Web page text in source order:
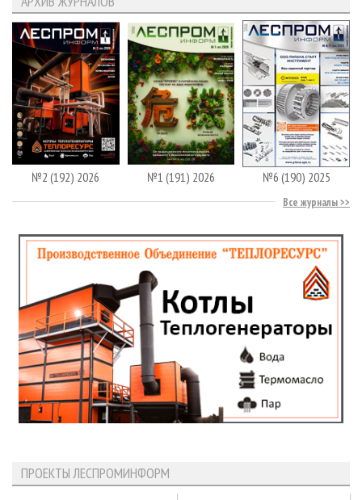
№2 (192) 2026 №1 (191) 2026 №6 (190) 2025
Все журналы
ПРОЕКТЫ ЛЕСПРОМИНФОРМ